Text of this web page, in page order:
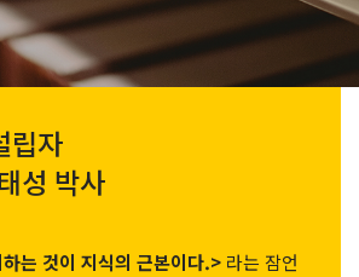
립자
성 박사
는 것이 지식의 근본이다.> 라는 잠언